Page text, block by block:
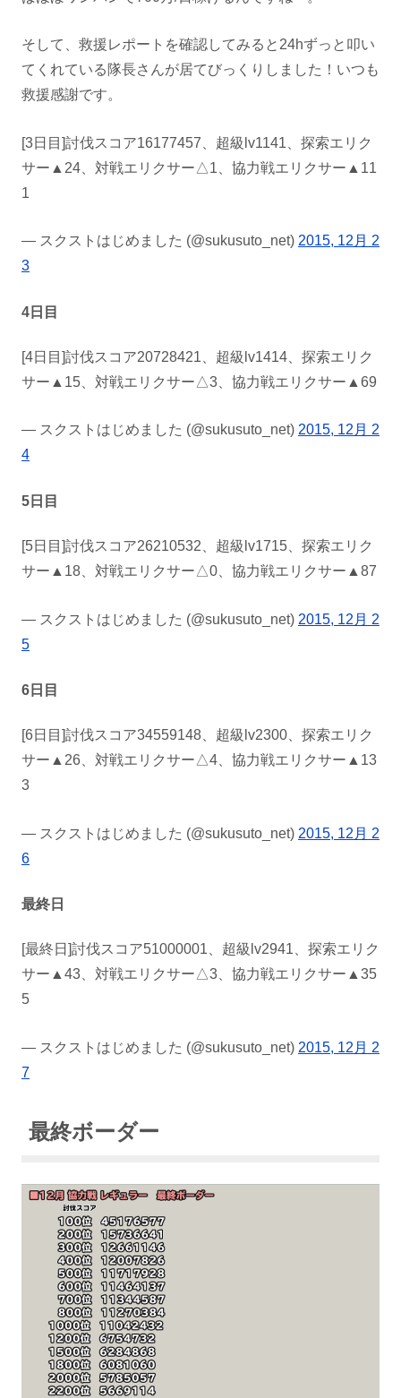
そして、救援レポートを確認してみると24hずっと叩い
てくれている隊長さんが居てびっくりしました！いつも
救援感謝です。
[3日目]討伐スコア16177457、超級lv1141、探索エリク
サー▲24、対戦エリクサー△1、協力戦エリクサー▲11
1
— スクストはじめました (@sukusuto_net) 2015, 12月 2
3
4日目
[4日目]討伐スコア20728421、超級lv1414、探索エリク
サー▲15、対戦エリクサー△3、協力戦エリクサー▲69
— スクストはじめました (@sukusuto_net) 2015, 12月 2
4
5日目
[5日目]討伐スコア26210532、超級lv1715、探索エリク
サー▲18、対戦エリクサー△0、協力戦エリクサー▲87
— スクストはじめました (@sukusuto_net) 2015, 12月 2
5
6日目
[6日目]討伐スコア34559148、超級lv2300、探索エリク
サー▲26、対戦エリクサー△4、協力戦エリクサー▲13
3
— スクストはじめました (@sukusuto_net) 2015, 12月 2
6
最終日
[最終日]討伐スコア51000001、超級lv2941、探索エリク
サー▲43、対戦エリクサー△3、協力戦エリクサー▲35
5
— スクストはじめました (@sukusuto_net) 2015, 12月 2
7
最終ボーダー